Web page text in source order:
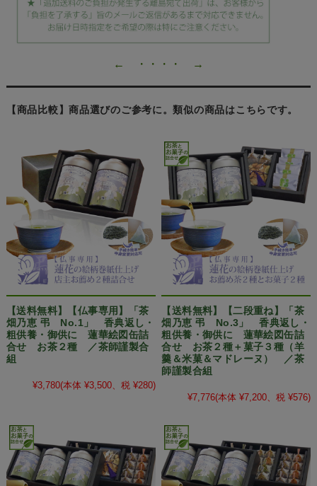
← ・・・・ →
【商品比較】商品選びのご参考に。類似の商品はこちらです。
【送料無料】【仏事専用】「茶
畑乃恵 弔 No.1」 香典返し・
粗供養・御供に 蓮華絵図缶詰
合せ お茶２種 ／茶師謹製合
組
¥3,780(本体 ¥3,500、税 ¥280)
【送料無料】【二段重ね】「茶
畑乃恵 弔 No.3」 香典返し・
粗供養・御供に 蓮華絵図缶詰
合せ お茶２種＋菓子３種（羊
羹＆米菓＆マドレーヌ） ／茶
師謹製合組
¥7,776(本体 ¥7,200、税 ¥576)